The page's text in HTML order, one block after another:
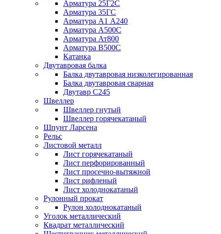
Арматура 25Г2С
Арматура 35ГС
Арматура А1 А240
Арматура А500С
Арматура Ат800
Арматура В500С
Катанка
Двутавровая балка
Балка двутавровая низколегированная
Балка двутавровая сварная
Двутавр С245
Швеллер
Швеллер гнутый
Швеллер горячекатаный
Шпунт Ларсена
Рельс
Листовой металл
Лист горячекатаный
Лист перфорированный
Лист просечно-вытяжной
Лист рифленый
Лист холоднокатаный
Рулонный прокат
Рулон холоднокатаный
Уголок металлический
Квадрат металлический